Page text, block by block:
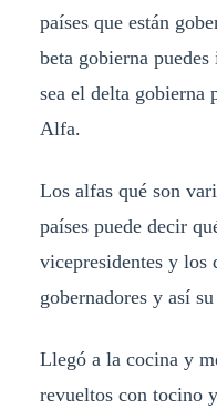
países que están
beta gobierna
sea el delta gobierna
Alfa.
Los alfas qué son
países puede decir
vicepresidentes y los
gobernadores y así
Llegó a la cocina y
revueltos con tocino